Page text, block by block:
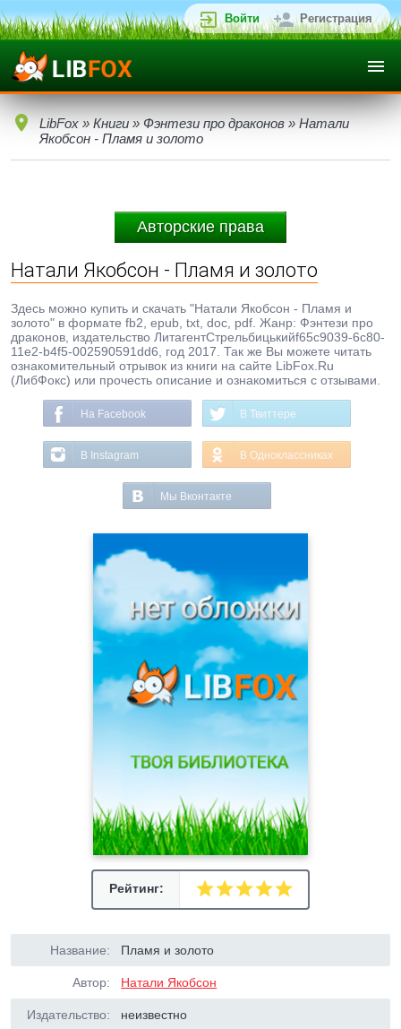
Войти Регистрация
LibFox » Книги » Фэнтези про драконов » Натали
Якобсон - Пламя и золото
Авторские права
Натали Якобсон - Пламя и золото
Здесь можно купить и скачать "Натали Якобсон - Пламя и
золото" в формате fb2, epub, txt, doc, pdf. Жанр: Фэнтези про
драконов, издательство ЛитагентСтрельбицькийf65c9039-6c80-
11e2-b4f5-002590591dd6, год 2017. Так же Вы можете читать
ознакомительный отрывок из книги на сайте LibFox.Ru
(ЛибФокс) или прочесть описание и ознакомиться с отзывами.
На Facebook В Твиттере
В Instagram В Одноклассниках
Мы Вконтакте
Рейтинг:
Название: Пламя и золото
Автор: Натали Якобсон
Издательство: неизвестно